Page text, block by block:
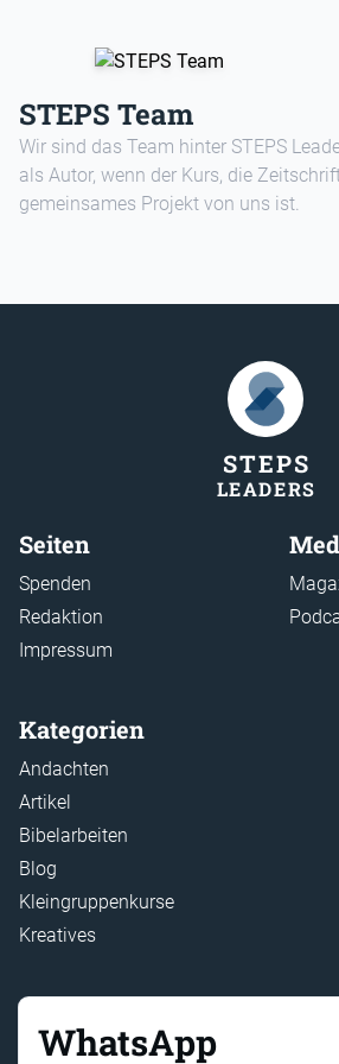
STEPS Team
Wir sind das Team hinter STEPS
als Autor, wenn der Kurs, die
gemeinsames Projekt von uns ist.
STEPS
LEADERS
Seiten
Spenden
Redaktion
Impressum
Kategorien
Andachten
Artikel
Bibelarbeiten
Blog
Kleingruppenkurse
Kreatives
WhatsApp